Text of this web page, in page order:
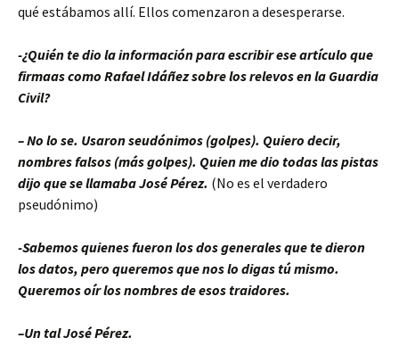
qué estábamos allí. Ellos comenzaron a desesperarse.
-¿Quién te dio la información para escribir ese artículo que
firmaas como Rafael Idáñez sobre los relevos en la Guardia
Civil?
– No lo se. Usaron seudónimos (golpes). Quiero decir,
nombres falsos (más golpes). Quien me dio todas las pistas
dijo que se llamaba José Pérez. (No es el verdadero
pseudónimo)
-Sabemos quienes fueron los dos generales que te dieron
los datos, pero queremos que nos lo digas tú mismo.
Queremos oír los nombres de esos traidores.
–Un tal José Pérez.